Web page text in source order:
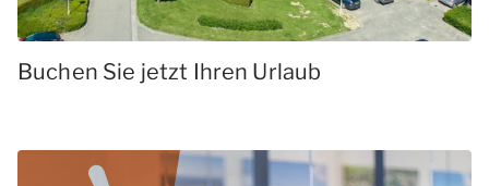
Buchen Sie jetzt Ihren Urlaub